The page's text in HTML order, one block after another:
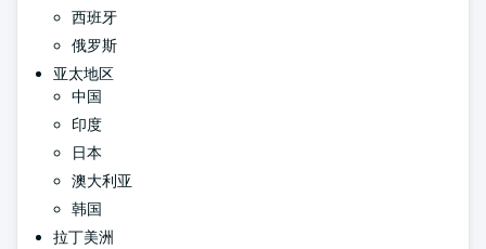
西班牙
俄罗斯
亚太地区
中国
印度
日本
澳大利亚
韩国
拉丁美洲